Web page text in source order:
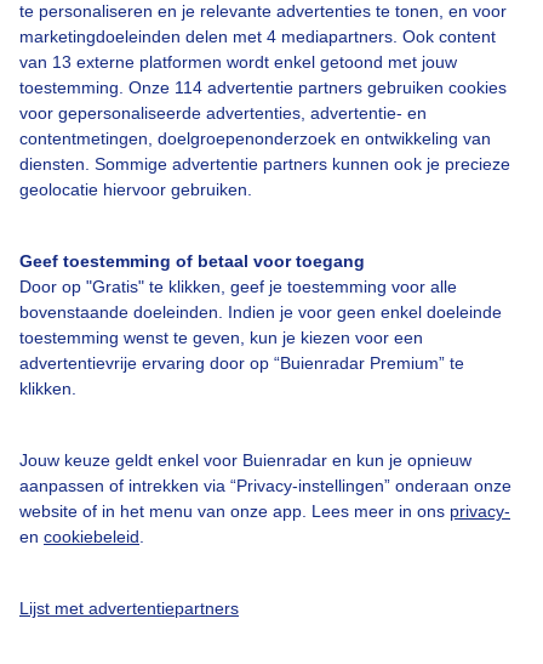
te personaliseren en je relevante advertenties te tonen, en voor
marketingdoeleinden delen met 4 mediapartners. Ook content
van 13 externe platformen wordt enkel getoond met jouw
toestemming. Onze 114 advertentie partners gebruiken cookies
voor gepersonaliseerde advertenties, advertentie- en
contentmetingen, doelgroepenonderzoek en ontwikkeling van
diensten. Sommige advertentie partners kunnen ook je precieze
geolocatie hiervoor gebruiken.
Geef toestemming of betaal voor toegang
Door op "Gratis" te klikken, geef je toestemming voor alle
bovenstaande doeleinden. Indien je voor geen enkel doeleinde
toestemming wenst te geven, kun je kiezen voor een
advertentievrije ervaring door op “Buienradar Premium” te
klikken.
Jouw keuze geldt enkel voor Buienradar en kun je opnieuw
aanpassen of intrekken via “Privacy-instellingen” onderaan onze
website of in het menu van onze app. Lees meer in ons privacy-
en cookiebeleid
Lijst met advertentiepartners
Over Buienradar
Bedrijfsgegevens
Contact
Toegankelijkheid
Gebruikersvoorwaarden
Adverteren
Privacy beleid
Cookie beleid